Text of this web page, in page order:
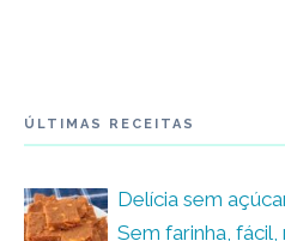
ÚLTIMAS RECEITAS
Delícia sem
Sem farinha,